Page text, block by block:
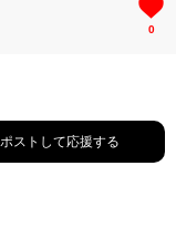
0
ポストして応援する